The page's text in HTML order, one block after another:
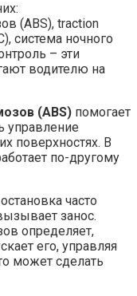
(ABS), traction
система ночного
– эти
водителю на
(ABS) помогает
управление
поверхностях. В
по-другому
часто
занос.
определяет,
его, управляя
может сделать